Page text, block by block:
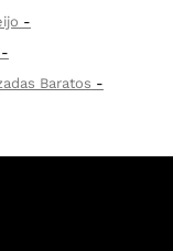
Baratos